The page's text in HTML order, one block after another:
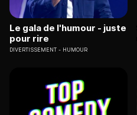
Le gala de l'humour - juste
pour rire
DIVERTISSEMENT HUMOUR